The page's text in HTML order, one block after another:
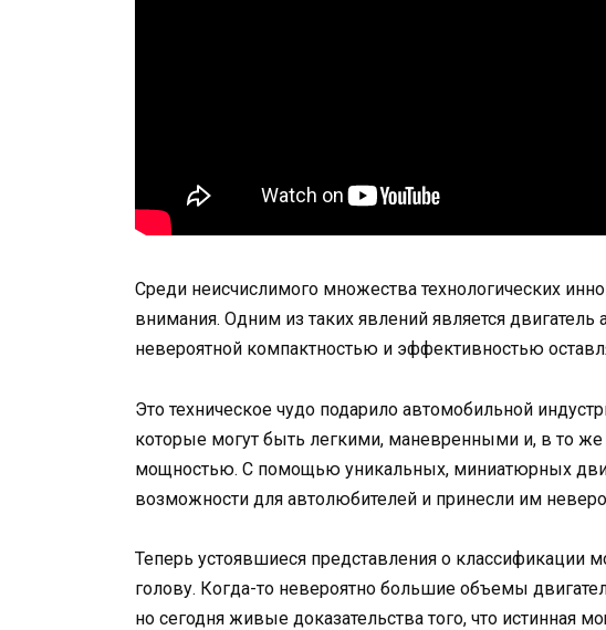
Среди неисчислимого множества технологических
внимания. Одним из таких явлений является
невероятной компактностью и эффективностью
Это техническое чудо подарило автомобильной
которые могут быть легкими, маневренными и, в то
мощностью. С помощью уникальных, миниатюрных
возможности для автолюбителей и принесли им
Теперь устоявшиеся представления о
голову. Когда-то невероятно большие объемы
но сегодня живые доказательства того, что истинная